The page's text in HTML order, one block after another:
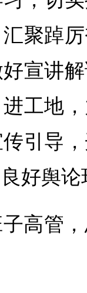
聚踔
宣讲
工地
引导
好舆论
高管